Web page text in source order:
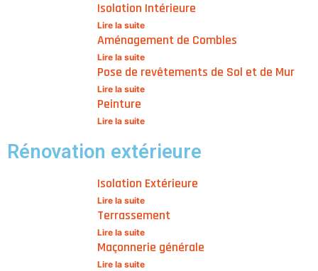
Isolation Intérieure
Lire la suite
Aménagement de Combles
Lire la suite
Pose de revêtements de Sol et de Mur
Lire la suite
Peinture
Lire la suite
Rénovation extérieure
Isolation Extérieure
Lire la suite
Terrassement
Lire la suite
Maçonnerie générale
Lire la suite